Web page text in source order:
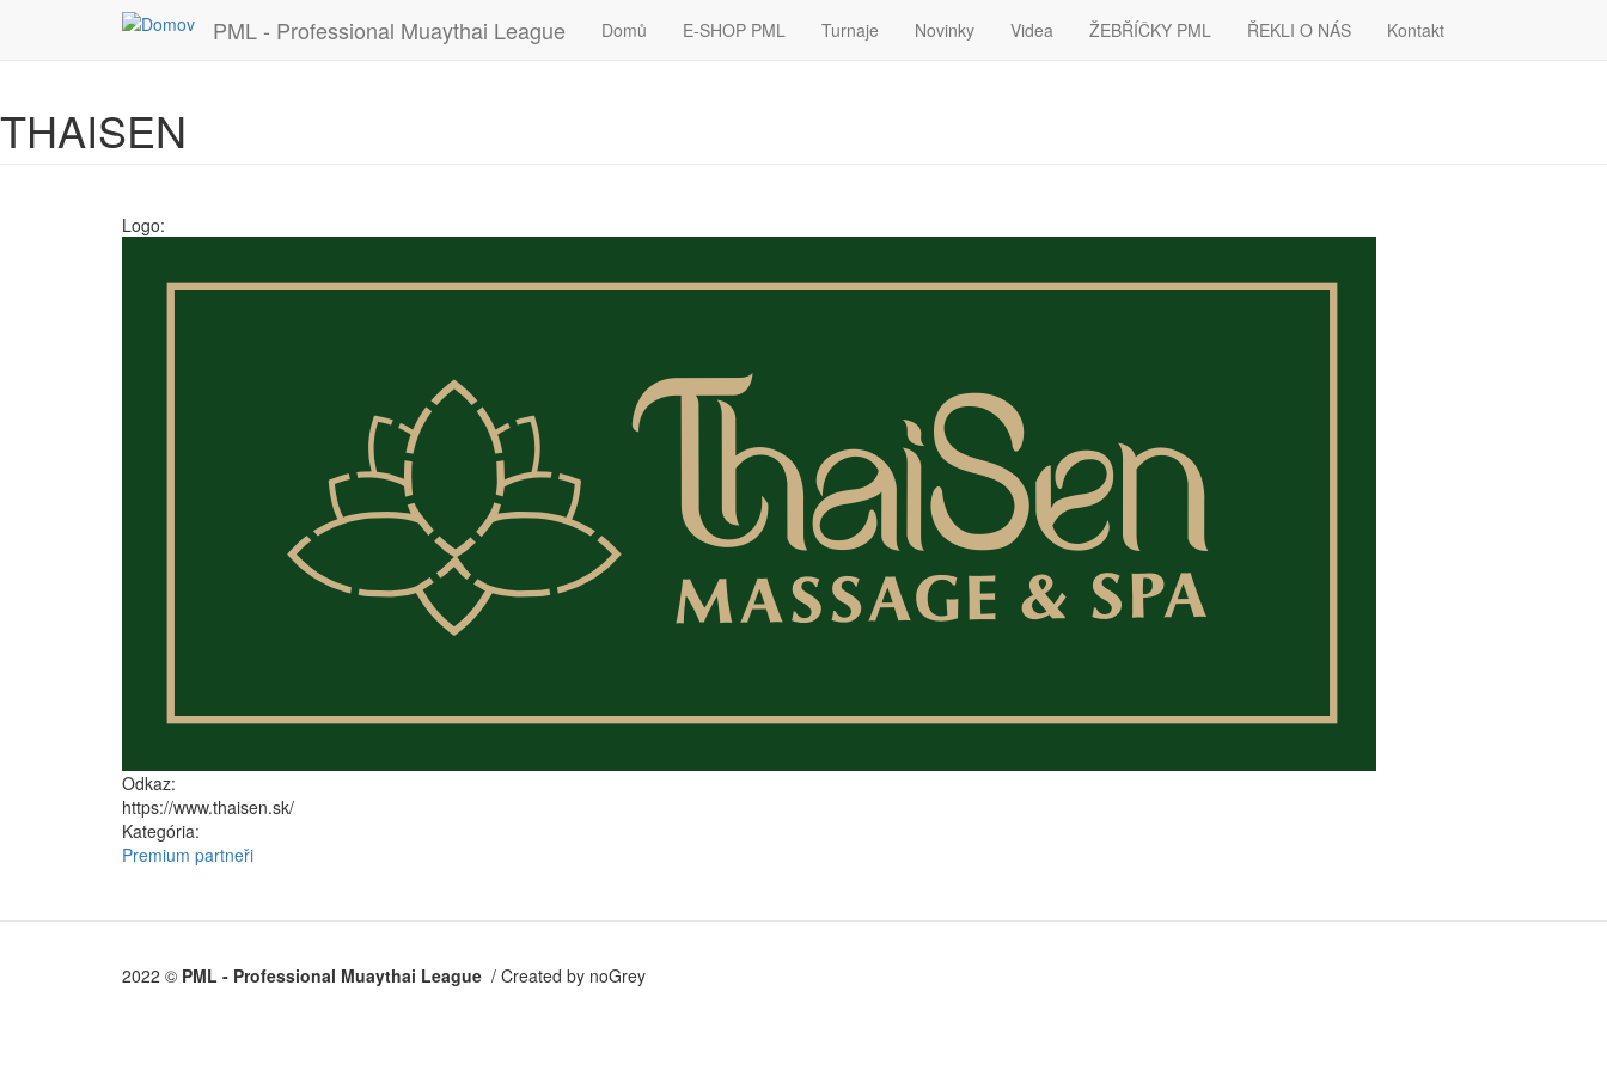
na
hlavný
PML - Professional Muaythai League Domů E-SHOP PML Turnaje Novinky Videa ŽEBŘÍČKY PML ŘEKLI O NÁS Kontakt
THAISEN
Logo:
Odkaz:
https://www.thaisen.sk/
Kategória:
Premium partneři
2022 © PML - Professional Muaythai League ​ / Created by noGrey